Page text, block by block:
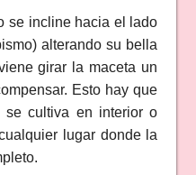
se incline hacia el lado
alterando su bella
girar la maceta un
Esto hay que
se cultiva en interior o
lugar donde la